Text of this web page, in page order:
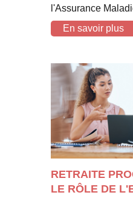
l'Assurance
En savoir plus
RETRAITE
LE RÔLE DE